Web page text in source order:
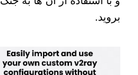
بروید.